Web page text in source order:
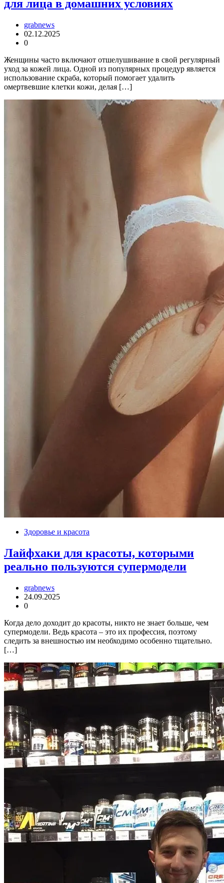
для лица в домашних условиях
grabnews
02.12.2025
0
Женщины часто включают отшелушивание в свой регулярный
уход за кожей лица. Одной из популярных процедур является
использование скраба, который помогает удалить
омертвевшие клетки кожи, делая […]
Здоровье и красота
Лайфхаки для красоты, которыми
реально пользуются супермодели
grabnews
24.09.2025
0
Когда дело доходит до красоты, никто не знает больше, чем
супермодели. Ведь красота – это их профессия, поэтому
следить за внешностью им необходимо особенно тщательно.
[…]